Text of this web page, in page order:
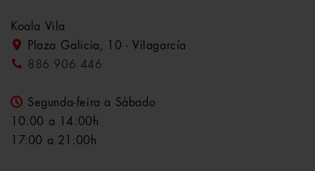
Koala Vila
Plaza Galicia, 10 - Vilagarcía
886 906 446
Segunda-feira a Sábado
10:00 a 14:00h
17:00 a 21:00h